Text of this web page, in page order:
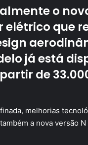
o
elétrico que
já está
de
melhorias
a nova versão